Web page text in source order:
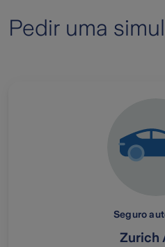
Pedir uma
Seguro
Zurich